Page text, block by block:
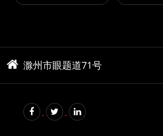
滁州市眼题道71号